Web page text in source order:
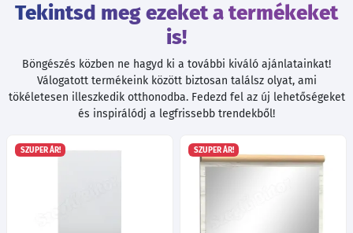
Tekintsd meg ezeket a termékeket
is!
Böngészés közben ne hagyd ki a további kiváló ajánlatainkat!
Válogatott termékeink között biztosan találsz olyat, ami
tökéletesen illeszkedik otthonodba. Fedezd fel az új lehetőségeket
és inspirálódj a legfrissebb trendekből!
SZUPER ÁR! SZUPER ÁR!